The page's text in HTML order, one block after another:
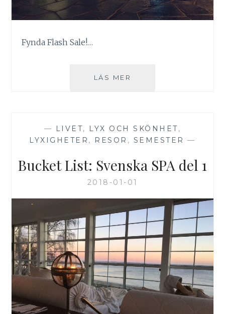
Fynda Flash Sale!…
LÄS MER
— LIVET, LYX OCH SKÖNHET,
LYXIGHETER , RESOR , SEMESTER —
Bucket List: Svenska SPA del 1
2018-01-01